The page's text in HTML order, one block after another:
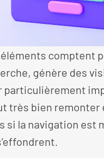
comptent
génère des
particulièrement
très bien remonter
si la navigation est